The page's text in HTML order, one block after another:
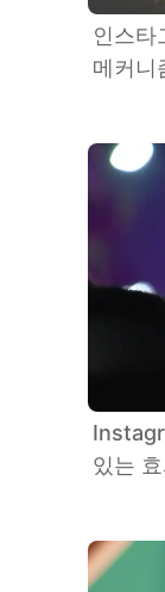
인스타
메커니
있는